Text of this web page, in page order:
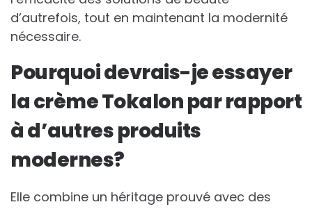
d’autrefois, tout en maintenant la modernité
nécessaire.
Pourquoi devrais-je essayer
la crème Tokalon par rapport
à d’autres produits
modernes?
Elle combine un héritage prouvé avec des